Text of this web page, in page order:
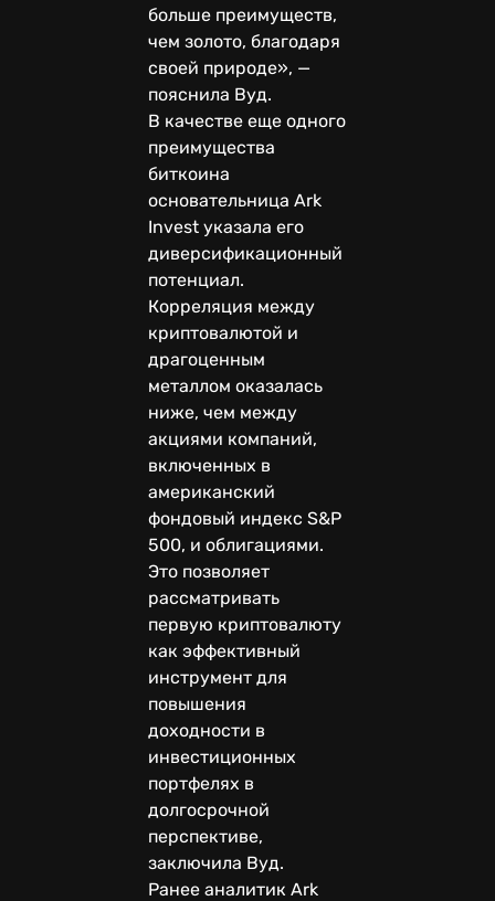
больше преимуществ,
чем золото, благодаря
своей природе», —
пояснила Вуд.
В качестве еще одного
преимущества
биткоина
основательница Ark
Invest указала его
диверсификационный
потенциал.
Корреляция между
криптовалютой и
драгоценным
металлом оказалась
ниже, чем между
акциями компаний,
включенных в
американский
фондовый индекс S&P
500, и облигациями.
Это позволяет
рассматривать
первую криптовалюту
как эффективный
инструмент для
повышения
доходности в
инвестиционных
портфелях в
долгосрочной
перспективе,
заключила Вуд.
Ранее аналитик Ark